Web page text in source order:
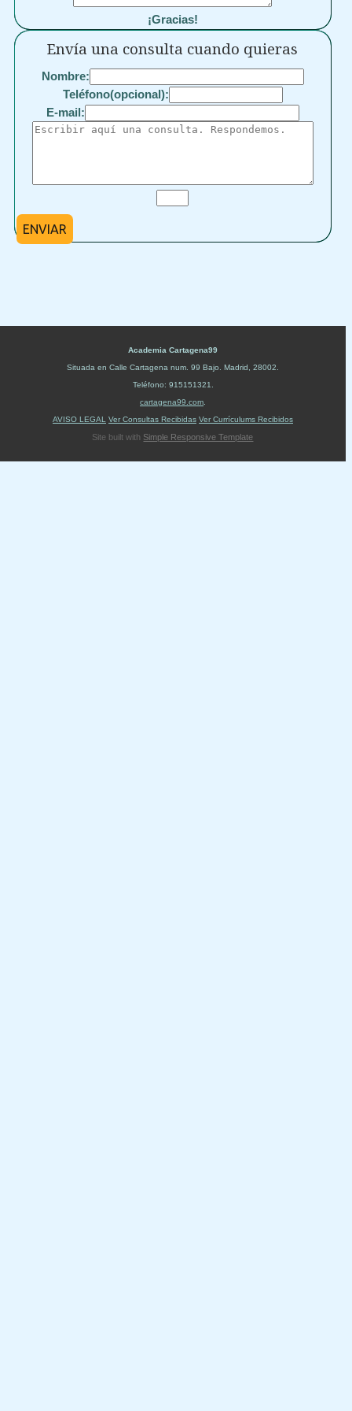
¡Gracias!
Envía una consulta cuando quieras
Nombre:
Teléfono(opcional):
E-mail:
ENVIAR
Academia Cartagena99
Situada en Calle Cartagena num. 99 Bajo Madrid 28002
Teléfono: 915151321
cartagena99.com
AVISO LEGAL
Ver Consultas Recibidas Ver Currículums Recibidos
Site built with Simple Responsive Template